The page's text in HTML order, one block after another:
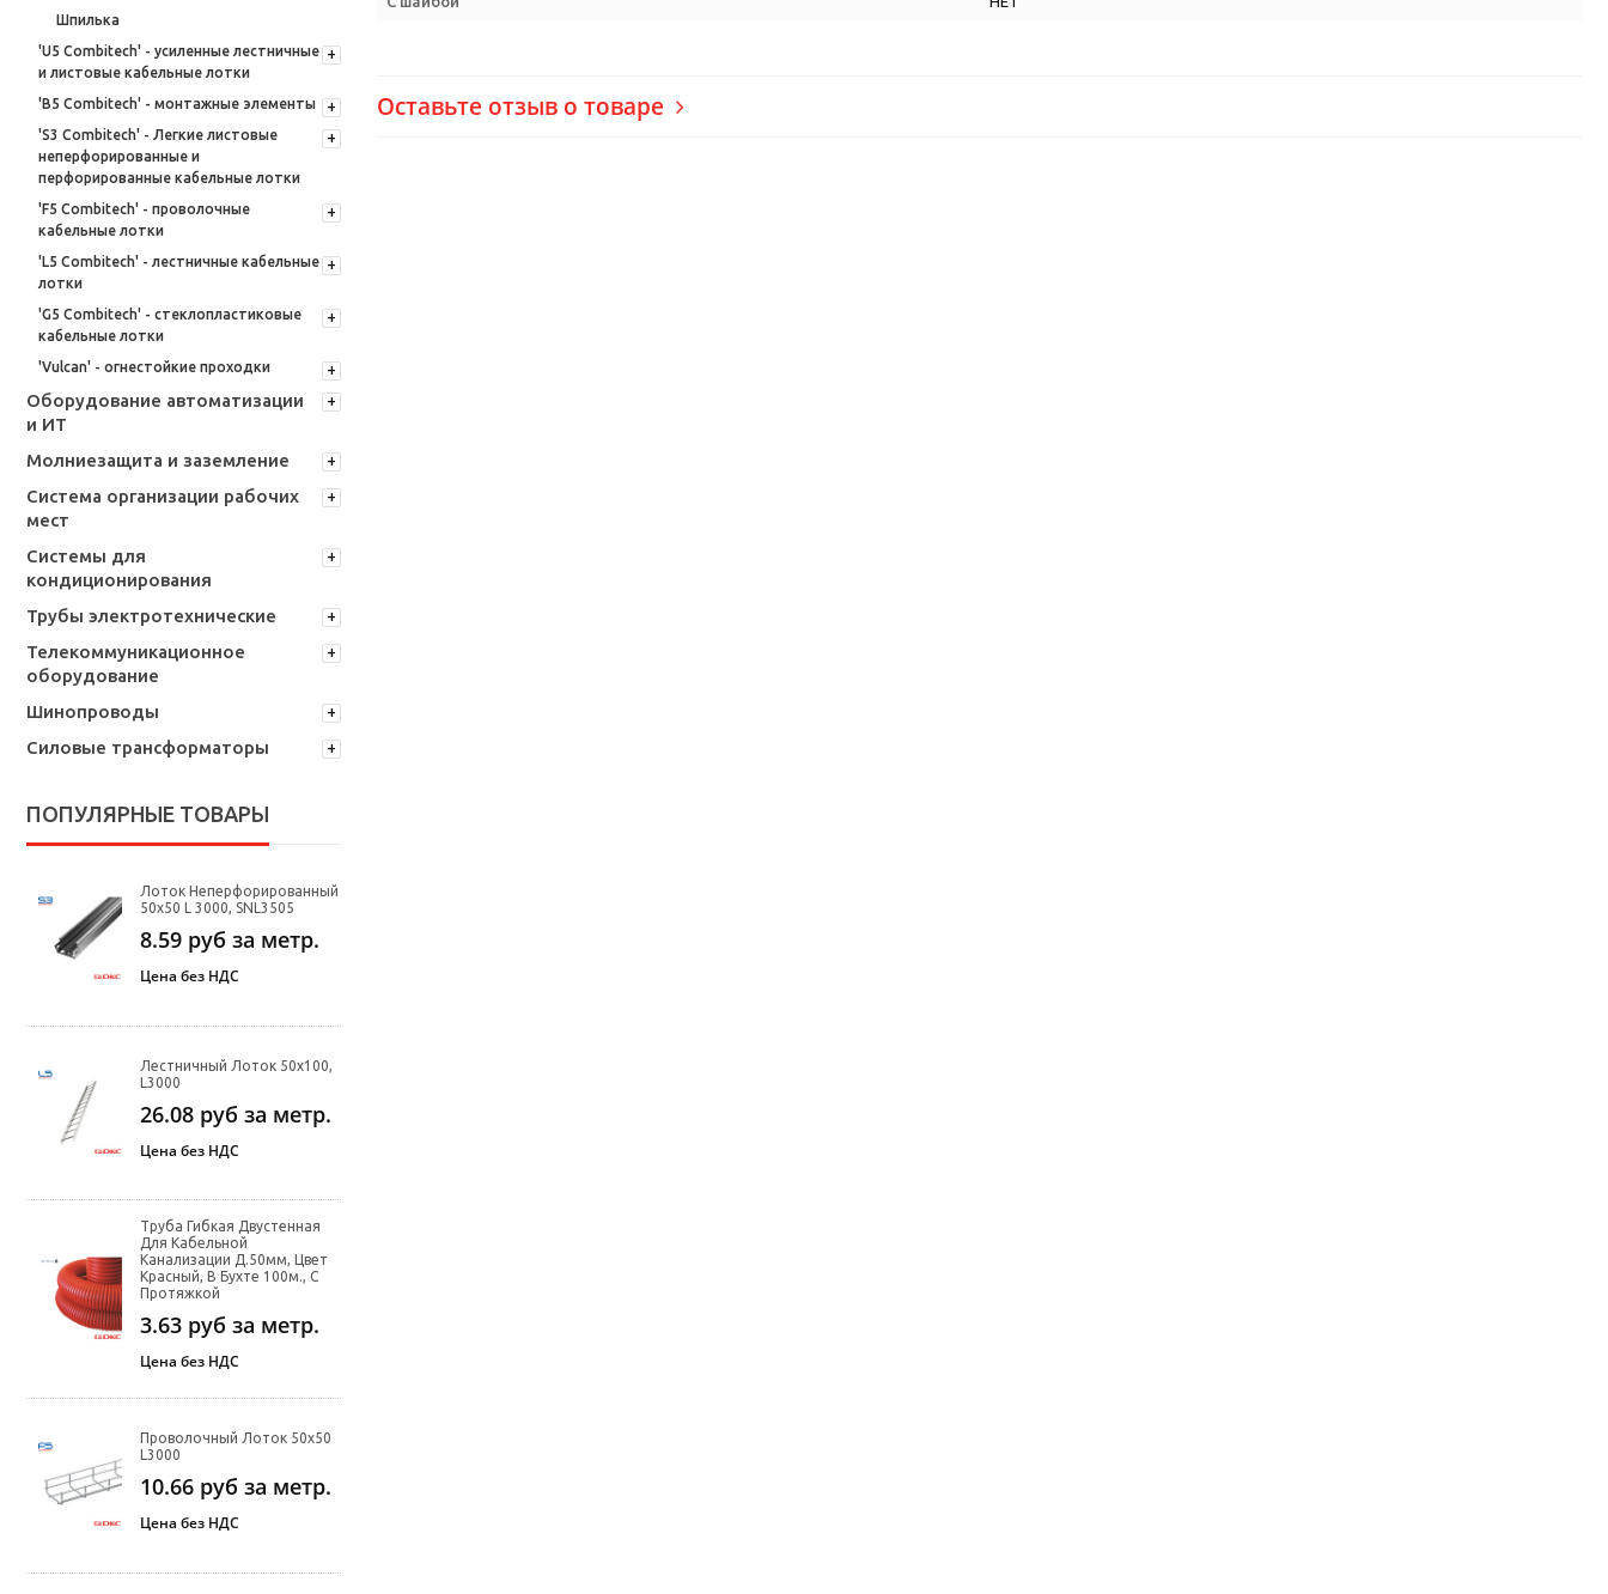
Шпилька
'U5 Combitech' - усиленные лестничные
и листовые кабельные лотки
'B5 Combitech' - монтажные элементы
'S3 Combitech' - Легкие листовые
неперфорированные и
перфорированные кабельные лотки
'F5 Combitech' - проволочные
кабельные лотки
'L5 Combitech' - лестничные кабельные
лотки
'G5 Combitech' - стеклопластиковые
кабельные лотки
'Vulcan' - огнестойкие проходки
Оборудование автоматизации
и ИТ
Молниезащита и заземление
Система организации рабочих
мест
Системы для
кондиционирования
Трубы электротехнические
Телекоммуникационное
оборудование
Шинопроводы
Силовые трансформаторы
ПОПУЛЯРНЫЕ ТОВАРЫ
Лоток Неперфорированный
50х50 L 3000, SNL3505
8.59 руб за метр.
Цена без НДС
Лестничный Лоток 50х100,
L3000
26.08 руб за метр.
Цена без НДС
Труба Гибкая Двустенная
Для Кабельной
Канализации Д.50мм, Цвет
Красный, В Бухте 100м., С
Протяжкой
3.63 руб за метр.
Цена без НДС
Проволочный Лоток 50х50
L3000
10.66 руб за метр.
Цена без НДС
Оставьте отзыв о товаре